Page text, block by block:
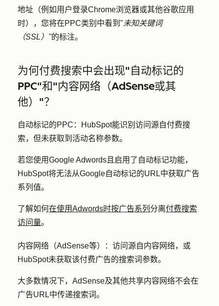
地址（例如用户登录Chrome浏览器或其他谷歌应用
时），您将在PPC类别中看到"未知关键词
（SSL）"的标注。
为何付费搜索中会出现"自动标记的
PPC"和"内容网络（AdSense或其
他）"？
自动标记的PPC：
HubSpot能识别访问源自付费搜
索，但未获取到活动名称参数。
若您使用Google Adwords且启用了自动标记功能，
HubSpot将无法从Google自动标记的URL中获取广告
系列值。
了解如何在使用Adwords时按广告系列 分离付费搜索
访问量。
内容网络（AdSense等）： 访问源自内容网络，或
HubSpot未获取该付费广告的搜索词参数。
大多数情况下，AdSense及其他共享内容网络不会在
广告URL中传递搜索词。